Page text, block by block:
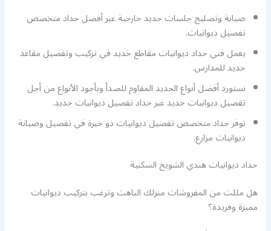
صيانة وتصليح جلسات حديد خارجية عبر أفضل حداد متخصص
تفصيل ديوانيات.
يعمل فني حداد ديوانيات مقاطع حديد في تركيب وتفصيل مقاعد
حديد للمدارس.
نستورد أفضل أنواع الحديد المقاوم للصدأ وبأجود الأنواع من أجل
تفصيل ديوانيات حديد عبر حداد تفصيل ديوانيات حديد.
نوفر حداد متخصص تفصيل ديوانيات ذو خبرة في تفصيل وصيانة
ديوانيات مزارع.
حداد ديوانيات هندي الشويخ السكنية
هل مللت من المفروشات منزلك الباهت وترغب بتركيب ديوانيات
مميزة وفريدة؟